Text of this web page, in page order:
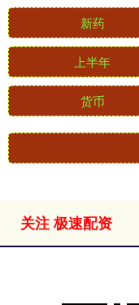
新药
上半年
货币
关注 极速配资